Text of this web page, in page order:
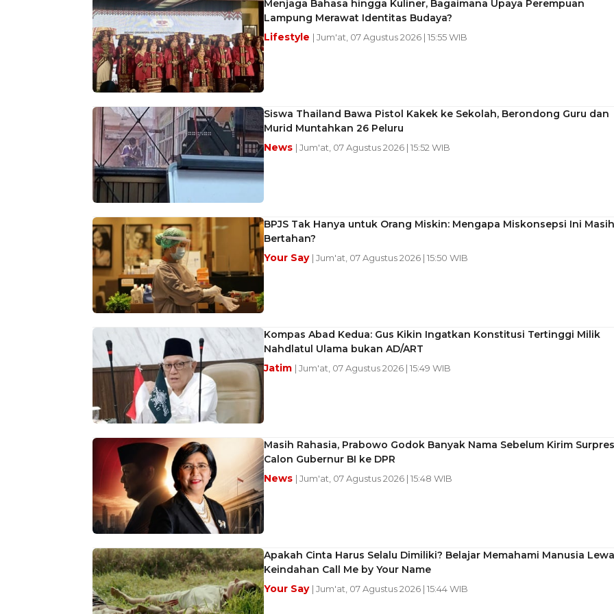
Menjaga Bahasa hingga Kuliner, Bagaimana Upaya Perempuan
Lampung Merawat Identitas Budaya?
Lifestyle | Jum'at, 07 Agustus 2026 | 15:55 WIB
Siswa Thailand Bawa Pistol Kakek ke Sekolah, Berondong Guru dan
Murid Muntahkan 26 Peluru
News | Jum'at, 07 Agustus 2026 | 15:52 WIB
BPJS Tak Hanya untuk Orang Miskin: Mengapa Miskonsepsi Ini Masih
Bertahan?
Your Say | Jum'at, 07 Agustus 2026 | 15:50 WIB
Kompas Abad Kedua: Gus Kikin Ingatkan Konstitusi Tertinggi Milik
Nahdlatul Ulama bukan AD/ART
Jatim | Jum'at, 07 Agustus 2026 | 15:49 WIB
Masih Rahasia, Prabowo Godok Banyak Nama Sebelum Kirim Surpres
Calon Gubernur BI ke DPR
News | Jum'at, 07 Agustus 2026 | 15:48 WIB
Apakah Cinta Harus Selalu Dimiliki? Belajar Memahami Manusia
Keindahan Call Me by Your Name
Your Say | Jum'at, 07 Agustus 2026 | 15:44 WIB